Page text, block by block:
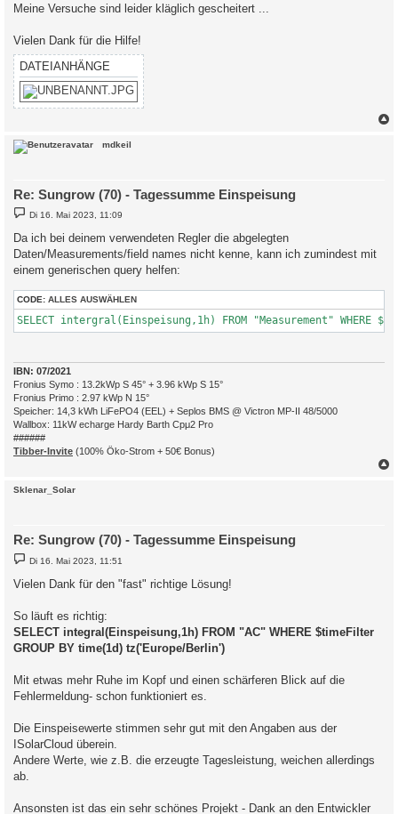
Meine Versuche sind leider kläglich gescheitert ...
Vielen Dank für die Hilfe!
DATEIANHÄNGE
mdkeil
Re: Sungrow (70) - Tagessumme Einspeisung
B
e
t
r
g
Di 16. Mai 2023, 11:09
Da ich bei deinem verwendeten Regler die abgelegten
Daten/Measurements/field names nicht kenne, kann ich zumindest mit
einem generischen query helfen:
CODE: ALLES AUSWÄHLEN
SELECT intergral(Einspeisung,1h) FROM "Measurement"
IBN: 07/2021
Fronius Symo : 13.2kWp S 45° + 3.96 kWp S 15°
Fronius Primo : 2.97 kWp N 15°
Speicher: 14,3 kWh LiFePO4 (EEL) + Seplos BMS @ Victron MP-II 48/5000
Wallbox: 11kW echarge Hardy Barth Cpμ2 Pro
######
Tibber-Invite (100% Öko-Strom + 50€ Bonus)
Sklenar_Solar
Re: Sungrow (70) - Tagessumme Einspeisung
B
e
t
a
g
Di 16. Mai 2023, 11:51
Vielen Dank für den "fast" richtige Lösung!
So läuft es richtig:
SELECT integral(Einspeisung,1h) FROM "AC" WHERE $timeFilter
GROUP BY time(1d) tz('Europe/Berlin')
Mit etwas mehr Ruhe im Kopf und einen schärferen Blick auf die
Fehlermeldung- schon funktioniert es.
Die Einspeisewerte stimmen sehr gut mit den Angaben aus der
ISolarCloud überein.
Andere Werte, wie z.B. die erzeugte Tagesleistung, weichen allerdings
ab.
Ansonsten ist das ein sehr schönes Projekt - Dank an den Entwickler